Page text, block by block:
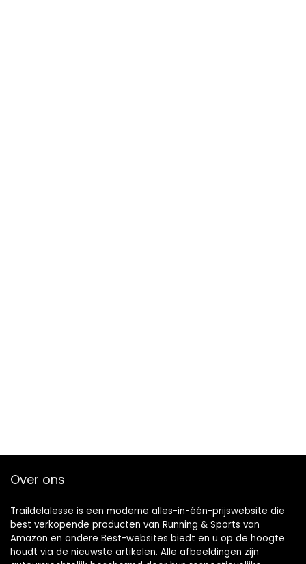
Over ons
Traildelalesse is een moderne alles-in-één-prijswebsite die
best verkopende producten van Running & Sports van
Amazon en andere Best-websites biedt en u op de hoogte
houdt via de nieuwste artikelen. Alle afbeeldingen zijn